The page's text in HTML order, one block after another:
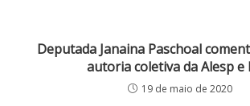
Deputada Janaina Paschoal
autoria coletiva da Alesp e
19 de maio de 2020